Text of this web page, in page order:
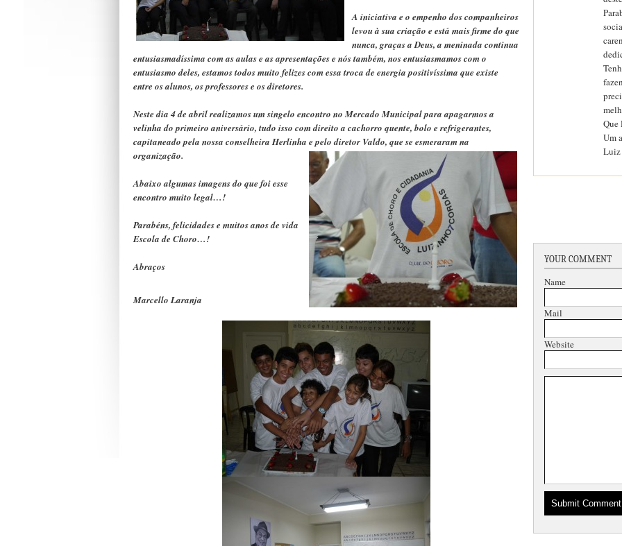
A iniciativa e o empenho dos companheiros
levou à sua criação e está mais firme do que
nunca, graças a Deus, a meninada continua
entusiasmadíssima com as aulas e as apresentações e nós também, nos entusiasmamos com o
entusiasmo deles, estamos todos muito felizes com essa troca de energia positivíssima que existe
entre os alunos, os professores e os diretores.
Neste dia 4 de abril realizamos um singelo encontro no Mercado Municipal para apagarmos a
velinha do primeiro aniversário, tudo isso com direito a cachorro quente, bolo e refrigerantes,
capitaneado pela nossa conselheira Herlinha e pelo diretor Valdo, que se esmeraram na
organização.
Abaixo algumas imagens do que foi esse
encontro muito legal…!
Parabéns, felicidades e muitos anos de vida
Escola de Choro…!
Abraços
Marcello Laranja
Que
Um
Luiz
YOUR COMMENT
Name
Mail
Website